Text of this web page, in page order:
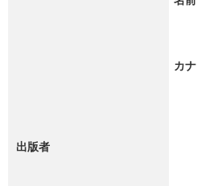
出版者
カナ